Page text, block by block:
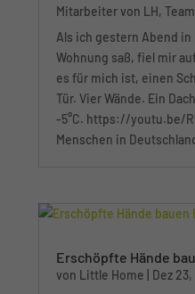
Mitarbeiter von LH,
Als ich gestern Abend
Wohnung saß, fiel mir
es für mich ist, einen
Tür. Vier Wände. Ein
-5°C. https://youtu.be/
Menschen in
Erschöpfte Hände
von Little Home Dez